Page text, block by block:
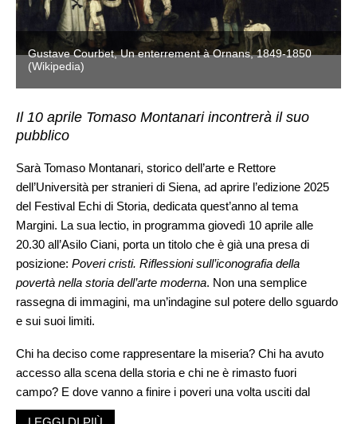
Gustave Courbet, Un enterrement à Ornans, 1849-1850
(Wikipedia)
Il 10 aprile Tomaso Montanari incontrerà il suo
pubblico
Sarà Tomaso Montanari, storico dell’arte e Rettore
dell’Università per stranieri di Siena, ad aprire l’edizione 2025
del Festival Echi di Storia, dedicata quest’anno al tema
Margini. La sua lectio, in programma giovedì 10 aprile alle
20.30 all’Asilo Ciani, porta un titolo che è già una presa di
posizione: Poveri cristi. Riflessioni sull’iconografia della
povertà nella storia dell’arte moderna. Non una semplice
rassegna di immagini, ma un’indagine sul potere dello sguardo
e sui suoi limiti.
Chi ha deciso come rappresentare la miseria? Chi ha avuto
accesso alla scena della storia e chi ne è rimasto fuori
campo? E dove vanno a finire i poveri una volta usciti dal
quadro?